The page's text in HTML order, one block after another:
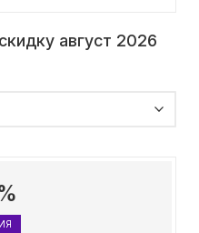
август 2026